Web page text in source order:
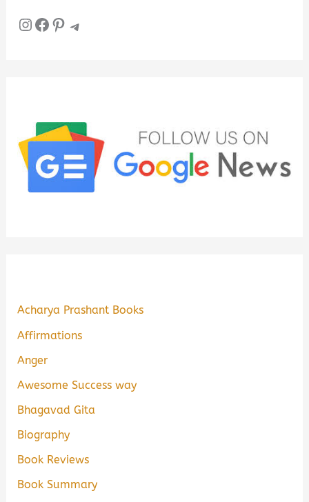
InstagramFacebook Pinterest Telegram
Acharya Prashant Books
Affirmations
Anger
Awesome Success way
Bhagavad Gita
Biography
Book Reviews
Book Summary